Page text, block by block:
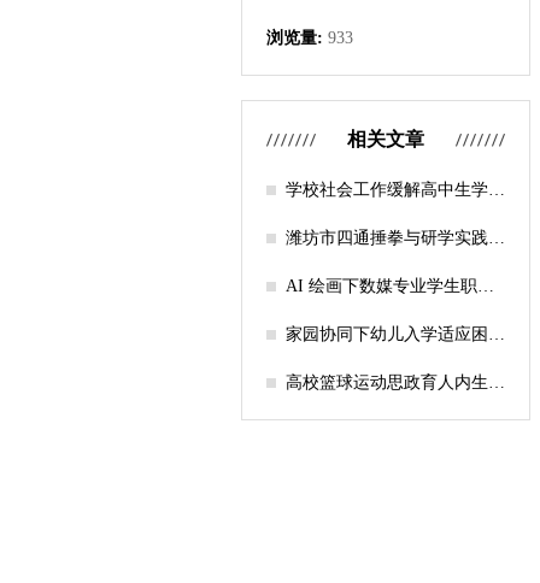
浏览量: 933
相关文章
学校社会工作缓解高中生学习
课堂”为介入载体
潍坊市四通捶拳与研学实践教
AI 绘画下数媒专业学生职业
家园协同下幼儿入学适应困难
高校篮球运动思政育人内生逻